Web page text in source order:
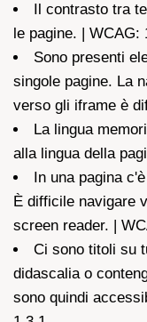
Il contrasto tra
le pagine. | WCAG:
Sono presenti
singole pagine. La
verso gli iframe è
La lingua
alla lingua della
In una pagina
È difficile navigare
screen reader. |
Ci sono titoli su
didascalia o
sono quindi